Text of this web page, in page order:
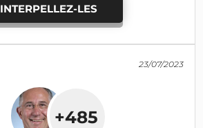
INTERPELLEZ-LES
23/07/2023
+485